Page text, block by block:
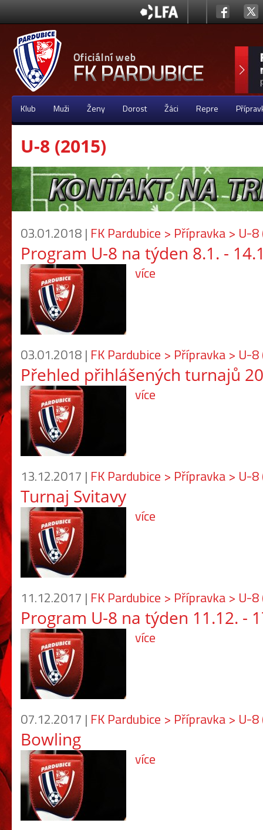
Klub Muži Ženy Dorost Žáci Repre
U-8 (2015)
03.01.2018 | FK Pardubice > Přípravka > U-
Program U-8 na týden 8.1. -
více
03.01.2018 | FK Pardubice > Přípravka > U-
Přehled přihlášených turnajů
více
13.12.2017 | FK Pardubice > Přípravka > U-
Turnaj Svitavy
více
11.12.2017 | FK Pardubice > Přípravka > U-
Program U-8 na týden 11.12. -
více
07.12.2017 | FK Pardubice > Přípravka > U-
Bowling
více